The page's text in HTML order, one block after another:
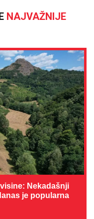
NAJVAŽNIJE
Nekadašnji
je popularna